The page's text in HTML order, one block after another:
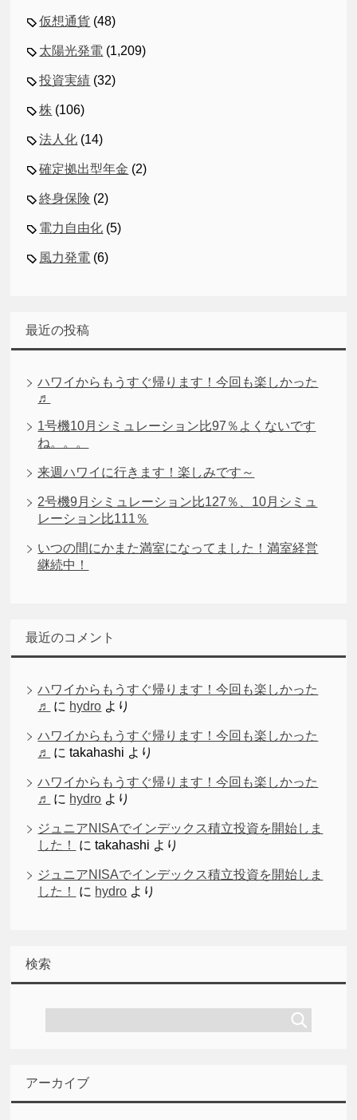
仮想通貨 (48)
太陽光発電 (1,209)
投資実績 (32)
株 (106)
法人化 (14)
確定拠出型年金 (2)
終身保険 (2)
電力自由化 (5)
風力発電 (6)
最近の投稿
ハワイからもうすぐ帰ります！今回も楽しかった
♬
1号機10月シミュレーション比97％よくないです
ね。。。
来週ハワイに行きます！楽しみです～
2号機9月シミュレーション比127％、10月シミュ
レーション比111％
いつの間にかまた満室になってました！満室経営
継続中！
最近のコメント
ハワイからもうすぐ帰ります！今回も楽しかった
♬
に hydro より
ハワイからもうすぐ帰ります！今回も楽しかった
♬
にtakahashi より
ハワイからもうすぐ帰ります！今回も楽しかった
♬
に hydro より
ジュニアNISAでインデックス積立投資を開始しま
した！
にtakahashi より
ジュニアNISAでインデックス積立投資を開始しま
した！
に hydro より
検索
アーカイブ